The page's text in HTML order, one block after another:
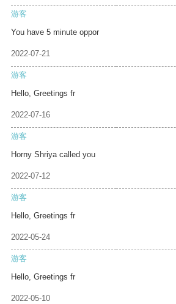
游客
You have 5 minute oppor
2022-07-21
游客
Hello, Greetings fr
2022-07-16
游客
Horny Shriya called you
2022-07-12
游客
Hello, Greetings fr
2022-05-24
游客
Hello, Greetings fr
2022-05-10